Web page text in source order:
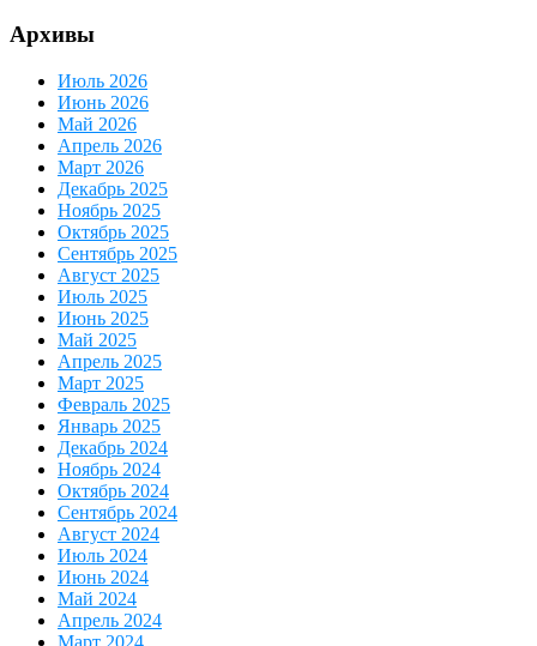
Архивы
Июль 2026
Июнь 2026
Май 2026
Апрель 2026
Март 2026
Декабрь 2025
Ноябрь 2025
Октябрь 2025
Сентябрь 2025
Август 2025
Июль 2025
Июнь 2025
Май 2025
Апрель 2025
Март 2025
Февраль 2025
Январь 2025
Декабрь 2024
Ноябрь 2024
Октябрь 2024
Сентябрь 2024
Август 2024
Июль 2024
Июнь 2024
Май 2024
Апрель 2024
Март 2024